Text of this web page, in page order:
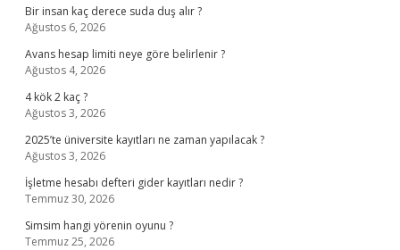
Bir insan kaç derece suda duş alır ?
Ağustos 6, 2026
Avans hesap limiti neye göre belirlenir ?
Ağustos 4, 2026
4 kök 2 kaç ?
Ağustos 3, 2026
2025’te üniversite kayıtları ne zaman yapılacak ?
Ağustos 3, 2026
İşletme hesabı defteri gider kayıtları nedir ?
Temmuz 30, 2026
Simsim hangi yörenin oyunu ?
Temmuz 25, 2026